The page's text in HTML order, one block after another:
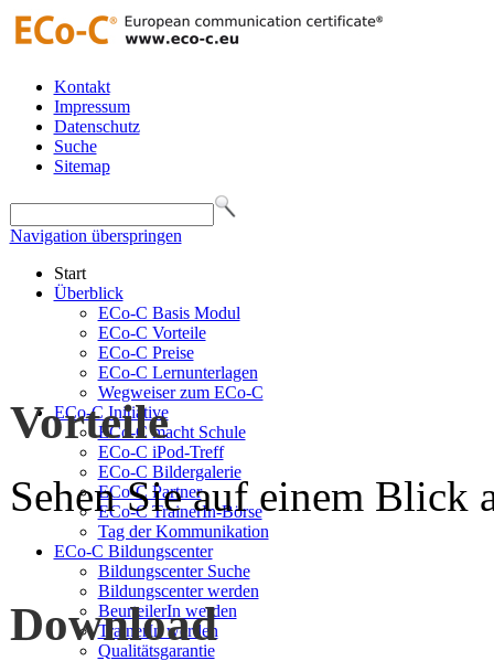
Kontakt
Impressum
Datenschutz
Suche
Sitemap
Navigation überspringen
Start
Überblick
ECo-C Basis Modul
ECo-C Vorteile
ECo-C Preise
ECo-C Lernunterlagen
Wegweiser zum ECo-C
ECo-C Initiative
ECo-C macht Schule
ECo-C iPod-Treff
ECo-C Bildergalerie
ECo-C Partner
ECo-C TrainerIn-Börse
Tag der Kommunikation
ECo-C Bildungscenter
Bildungscenter Suche
Bildungscenter werden
BeurteilerIn werden
TrainerIn werden
Qualitätsgarantie
Vorteile
Sehen Sie auf einem Blick
Download